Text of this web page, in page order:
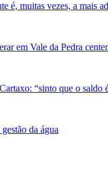
é, muitas vezes, a mais
em Vale da Pedra
“sinto que o
da água